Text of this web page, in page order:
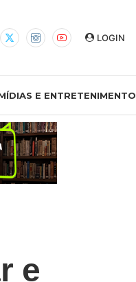
LOGIN
E ENTRETENIMENTO
e